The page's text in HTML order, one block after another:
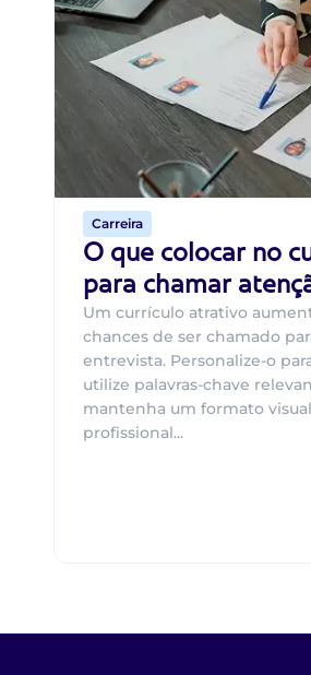
Carreira
O que colocar no
para chamar
Um currículo atrativo
chances de ser chamado
entrevista. Personalize-o
utilize palavras-chave
mantenha um formato
profissional...